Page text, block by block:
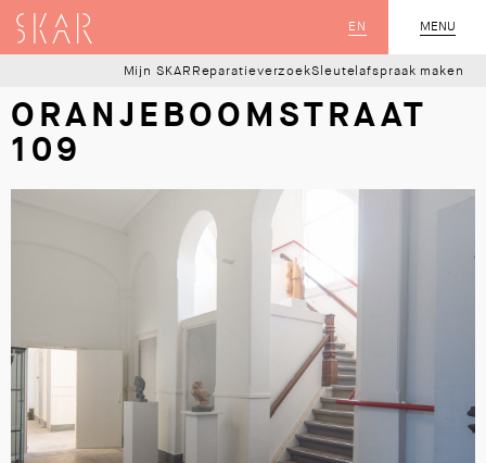
MENU
SLUIT
EN
SKAR
Mijn SKAR ReparatieverzoekSleutelafspraak maken
ORANJEBOOMSTRAAT
109